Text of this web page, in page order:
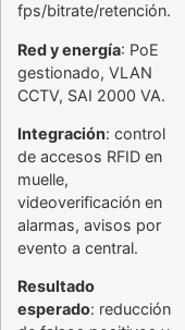
fps/bitrate/retención.
Red y energía: PoE
gestionado, VLAN
CCTV, SAI 2000 VA.
Integración: control
de accesos RFID en
muelle,
videoverificación en
alarmas, avisos por
evento a central.
Resultado
esperado: reducción